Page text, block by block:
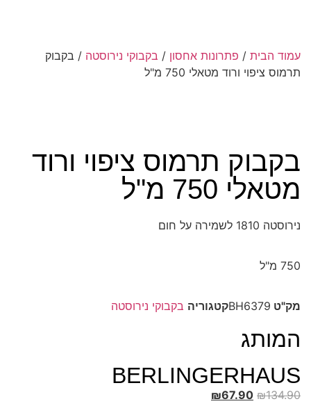
עמוד הבית / פתרונות אחסון / בקבוקי נירוסטה / בקבוק
תרמוס ציפוי ורוד מטאלי 750 מ"ל
בקבוק תרמוס ציפוי ורוד
מטאלי 750 מ"ל
נירוסטה 1810 לשמירה על חום
750 מ"ל
מק"ט BH6379קטגוריה בקבוקי נירוסטה
המותג
BERLINGERHAUS
₪134.90
₪67.90